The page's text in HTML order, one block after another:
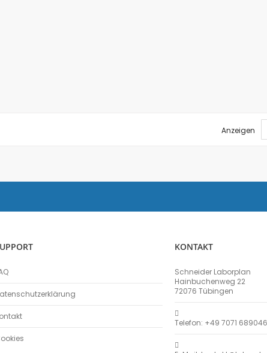
Anzeigen
KONTAKT
Schneider Laborplan
Hainbuchenweg 22
72076 Tübingen
Telefon: +49 7071